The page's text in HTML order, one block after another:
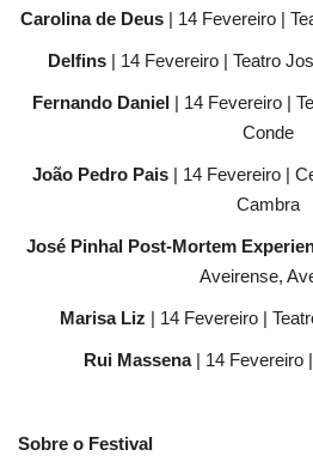
Carolina de Deus| 14 Fevereiro |
Delfins| 14 Fevereiro | Teatro
Fernando Daniel| 14 Fevereiro |
Conde
João Pedro Pais | 14 Fevereiro |
Cambra
José Pinhal Post-Mortem
Aveirense,
Marisa Liz | 14 Fevereiro |
Rui Massena| 14 Fevereiro
Sobre o Festival